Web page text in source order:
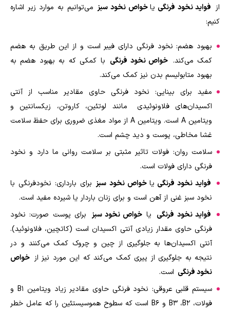
از فواید نخود فرنگی یا خواص نخود سبز می‌توانیم به موارد زیر اشاره
کنیم:
بهبود هضم: نخود فرنگی دارای فیبر است و از این طریق به هضم
کمک می‌کند. خواص نخود فرنگی با کمکی که به بهبود هضم به
بهبود متابولیسم بدن نیز کمک می‌کند.
مفید برای بینایی: نخود فرنگی حاوی مقادیر مناسب از آنتی
اکسیدان‌های فلاونوئیدی مانند لوتئین، کاروتن، زیکسانتین و
ویتامین A است. ویتامین A از مواد مغذی ضروری برای حفظ سلامت
غشا مخاطی، پوست و دید چشم است.
سلامت روان: فولات تاثیر مثبتی بر سلامت روانی ما دارد و نخود
فرنگی دارای فولات است.
فواید نخود فرنگی یا خواص نخود سبز برای بارداری: نخودفرنگی با
نخود سبز غنی از آهن است و برای زنان باردار یا شیرده مفید است.
فواید نخود فرنگی یا خواص نخود سبز برای پوست صورت: نخود
فرنگی حاوی مقدار زیادی آنتی اکسیدان است (کاتچین، فلاونوئید).
آنتی اکسیدان‌ها به جلوگیری از چین و چروک کمک می‌کنند و در
نتیجه به جلوگیری از پیری کمک می‌کند که این مورد نیز از خواص
نخود فرنگی است.
سیستم قلبی عروقی: نخود فرنگی حاوی مقادیر زیاد ویتامین B1 و
فولات، B2،B3 و B6 است که سطوح هموسیستئین را که عامل خطر